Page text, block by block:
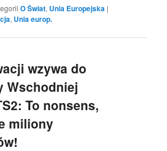
O Świat, Unia Europejska |
, Unia europ.
wzywa do
Wschodniej
To nonsens,
miliony